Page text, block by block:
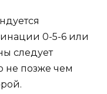
0-5-6 или
следует
не позже чем